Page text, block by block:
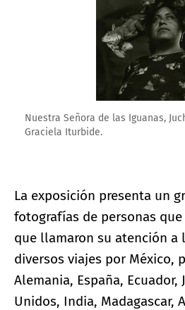
Nuestra Señora de las Iguanas,
Graciela Iturbide.
La exposición presenta un
fotografías de personas
que llamaron su atención a
diversos viajes por México,
Alemania, España, Ecuador,
Unidos, India, Madagascar,